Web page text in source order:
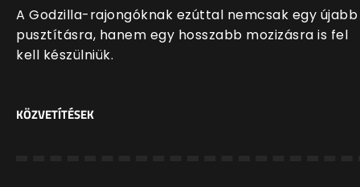
A Godzilla-rajongóknak ezúttal nemcsak egy újabb
pusztításra, hanem egy hosszabb mozizásra is fel
kell készülniük.
KÖZVETÍTÉSEK